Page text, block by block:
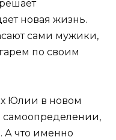
новая жизнь.
сами мужики,
по своим
Юлии в новом
самоопределении,
А что именно